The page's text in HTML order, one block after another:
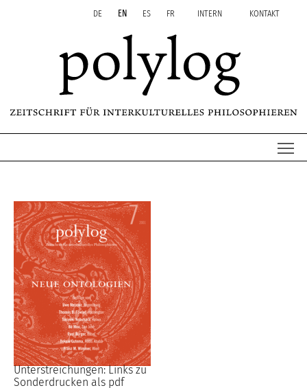
Zum Inhalt springen
Aktuelle Seite: polylog 7
DE EN ES FR INTERN KONTAKT
Unterstreichungen: Links zu
Sonderdrucken als pdf